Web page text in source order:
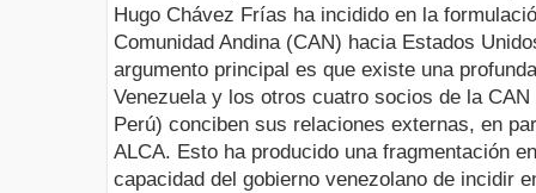
Hugo Chávez Frías ha incidido en la
Comunidad Andina (CAN) hacia Estados
argumento principal es que existe una
Venezuela y los otros cuatro socios de la
Perú) conciben sus relaciones externas, en
ALCA. Esto ha producido una fragmentación
capacidad del gobierno venezolano de incidir